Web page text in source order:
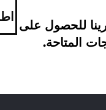
للحصول على
المتاحة.